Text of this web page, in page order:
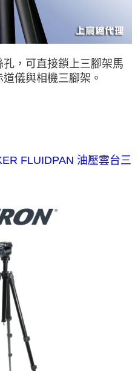
，可直接鎖上三腳架馬
儀與相機三腳架。
FLUIDPAN 油壓雲台三